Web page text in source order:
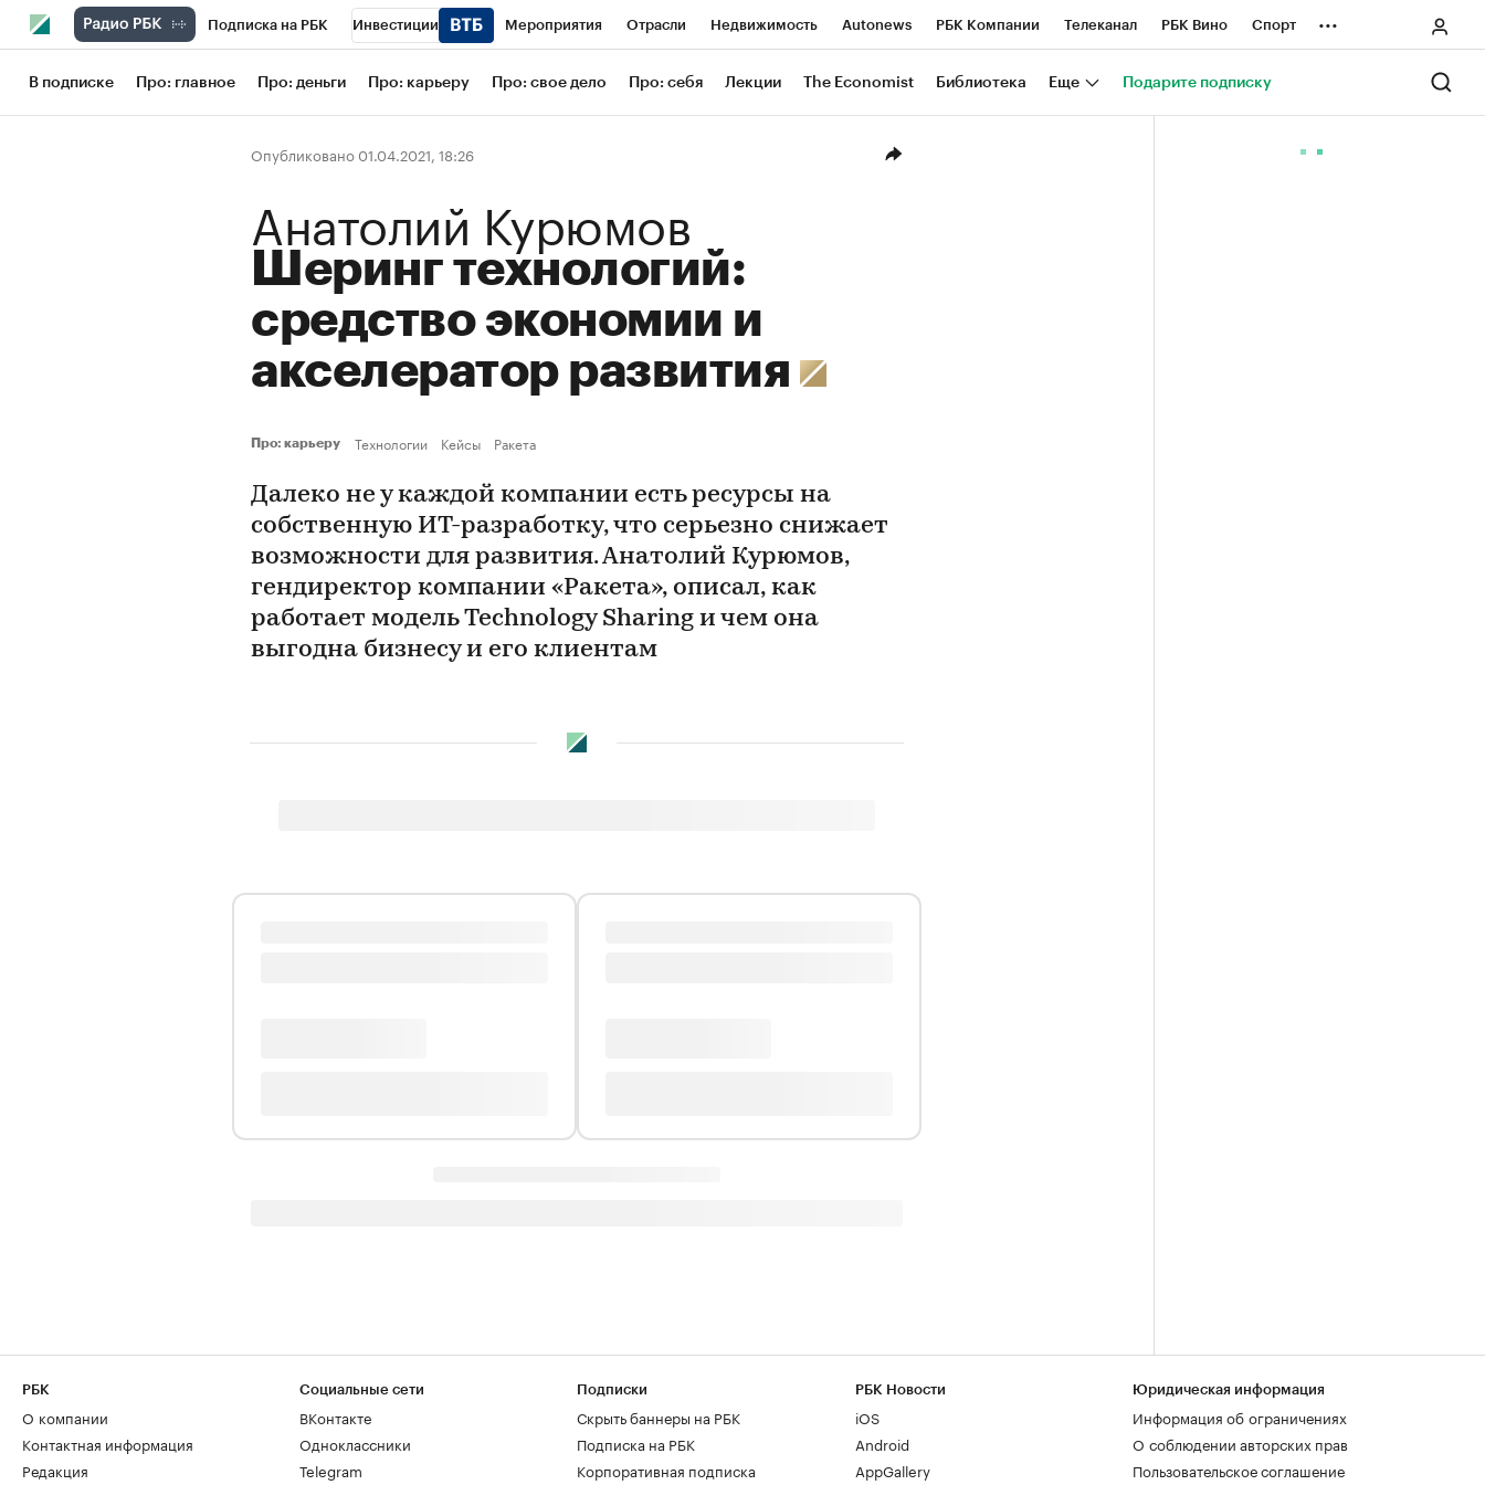
Подписка на РБК Инвестиции Мероприятия Отрасли Недвижимость Autonews РБК Компании Телеканал РБК Вино Спорт
Школа управления РБК РБК Образование РБК Life Тренды Визионеры Национальные проекты Город
Рынок наличной валюты
...
В подписке Про: главное Про: деньги Про: карьеру Про: свое дело Про: себя Лекции The Economist Библиотека Еще Подарите подписку
Опубликовано 01.04.2021, 18:26
Анатолий Курюмов
Шеринг технологий:
средство экономии и
акселератор развития
Про: карьеру Технологии Кейсы Ракета
Далеко не у каждой компании есть ресурсы на
собственную ИТ-разработку, что серьезно снижает
возможности для развития. Анатолий Курюмов,
гендиректор компании «Ракета», описал, как
работает модель Technology Sharing и чем она
выгодна бизнесу и его клиентам
РБК
О компании
Контактная информация
Редакция
Социальные сети
ВКонтакте
Одноклассники
Telegram
Подписки
Скрыть баннеры на РБК
Подписка на РБК
Корпоративная подписка
РБК Новости
iOS
Android
AppGallery
Юридическая информация
Информация об ограничениях
О соблюдении авторских прав
Пользовательское соглашение